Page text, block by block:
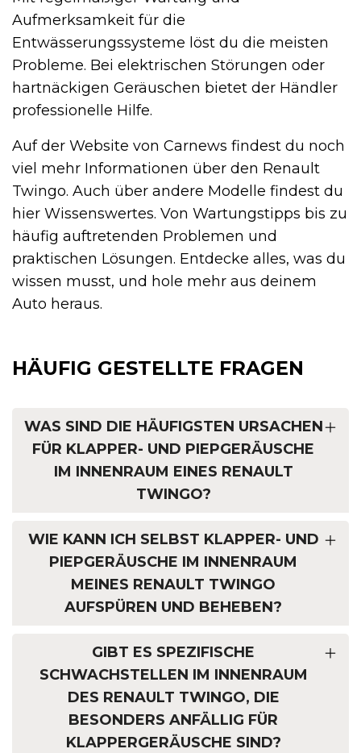
Aufmerksamkeit für die
Entwässerungssysteme löst du die meisten
Probleme. Bei elektrischen Störungen oder
hartnäckigen Geräuschen bietet der Händler
professionelle Hilfe.
Auf der Website von Carnews findest du noch
viel mehr Informationen über den Renault
Twingo. Auch über andere Modelle findest du
hier Wissenswertes. Von Wartungstipps bis zu
häufig auftretenden Problemen und
praktischen Lösungen. Entdecke alles, was du
wissen musst, und hole mehr aus deinem
Auto heraus.
HÄUFIG GESTELLTE FRAGEN
WAS SIND DIE HÄUFIGSTEN URSACHEN
FÜR KLAPPER- UND PIEPGERÄUSCHE
IM INNENRAUM EINES RENAULT
TWINGO?
WIE KANN ICH SELBST KLAPPER- UND
PIEPGERÄUSCHE IM INNENRAUM
MEINES RENAULT TWINGO
AUFSPÜREN UND BEHEBEN?
GIBT ES SPEZIFISCHE
SCHWACHSTELLEN IM INNENRAUM
DES RENAULT TWINGO, DIE
BESONDERS ANFÄLLIG FÜR
KLAPPERGERÄUSCHE SIND?